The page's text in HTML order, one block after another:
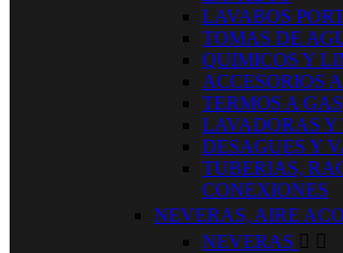
LAVABOS
TOMAS DE
QUIMICOS Y
ACCESORIOS
TERMOS A
LAVADORAS Y
DESAGUES Y
TUBERIAS,
CONEXIONES
NEVERAS, AIRE
NEVERAS  